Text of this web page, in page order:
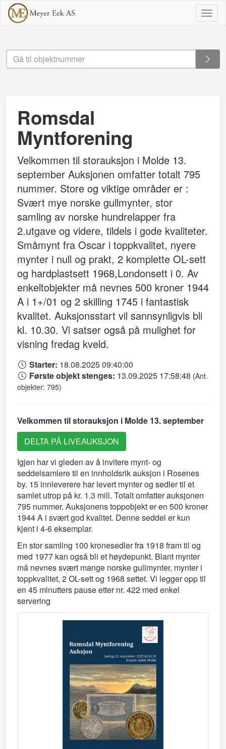
Romsdal
Myntforening
Velkommen til storauksjon i Molde 13.
september Auksjonen omfatter totalt 795
nummer. Store og viktige områder er :
Svært mye norske gullmynter, stor
samling av norske hundrelapper fra
2.utgave og videre, tildels i gode kvaliteter.
Småmynt fra Oscar i toppkvalitet, nyere
mynter i null og prakt, 2 komplette OL-sett
og hardplastsett 1968,Londonsett i 0. Av
enkeltobjekter må nevnes 500 kroner 1944
A i 1+/01 og 2 skilling 1745 i fantastisk
kvalitet. Auksjonsstart vil sannsynligvis bli
kl. 10.30. Vi satser også på mulighet for
visning fredag kveld.
Starter: 18.08.2025 09:40:00
Første objekt stenges: 13.09.2025 17:58:48 (Ant.
objekter: 795)
Velkommen til storauksjon i Molde 13. september
DELTA PÅ LIVEAUKSJON
Igjen har vi gleden av å invitere mynt- og
seddelsamlere til en innholdsrik auksjon i Rosenes
by. 15 innleverere har levert mynter og sedler til et
samlet utrop på kr. 1.3 mill. Totalt omfatter auksjonen
795 nummer. Auksjonens toppobjekt er en 500 kroner
1944 A i svært god kvalitet. Denne seddel er kun
kjent i 4-6 eksemplar.
En stor samling 100 kronesedler fra 1918 fram til og
med 1977 kan også bli et høydepunkt. Blant mynter
må nevnes svært mange norske gullmynter, mynter i
toppkvalitet, 2 OL-sett og 1968 settet. Vi legger opp til
en 45 minutters pause etter nr. 422 med enkel
servering